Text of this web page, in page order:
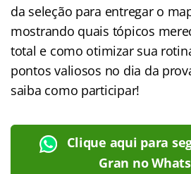
da seleção para entregar o
mostrando quais tópicos
total e como otimizar sua
pontos valiosos no dia da
saiba como participar!
Clique aqui para
Gran no